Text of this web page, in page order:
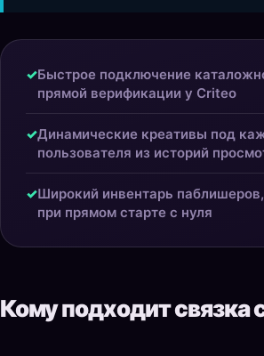
✓Быстрое подключение
прямой верификации у Criteo
✓Динамические креативы под
пользователя из историй
✓Широкий инвентарь
при прямом старте с нуля
Кому подходит связка